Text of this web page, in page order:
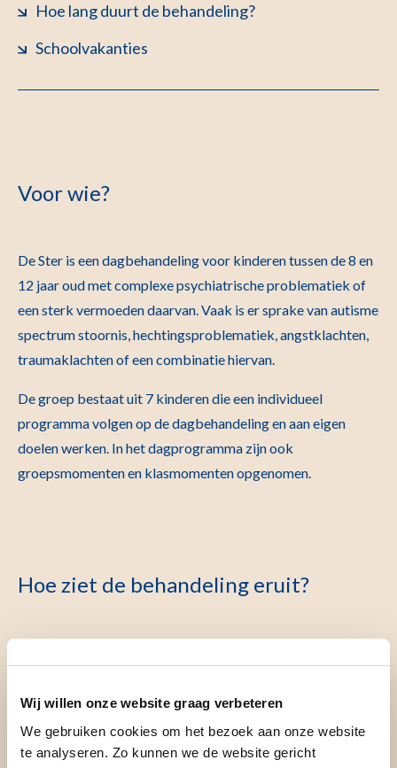
Wij willen onze website graag verbeteren
We gebruiken cookies om het bezoek aan onze website
te analyseren. Zo kunnen we de website gericht
Hoe lang duurt de behandeling?
Schoolvakanties
Voor wie?
De Ster is een dagbehandeling voor kinderen tussen de 8 en
12 jaar oud met complexe psychiatrische problematiek of
een sterk vermoeden daarvan. Vaak is er sprake van autisme
spectrum stoornis, hechtingsproblematiek, angstklachten,
traumaklachten of een combinatie hiervan.
De groep bestaat uit 7 kinderen die een individueel
programma volgen op de dagbehandeling en aan eigen
doelen werken. In het dagprogramma zijn ook
groepsmomenten en klasmomenten opgenomen.
Hoe ziet de behandeling eruit?
14:30 uur. We kijken naar gelang wat een kind aankan hoe
lang een kind aanwezig is op de groep. Op de
dagbehandeling werken we vanuit de principes van het